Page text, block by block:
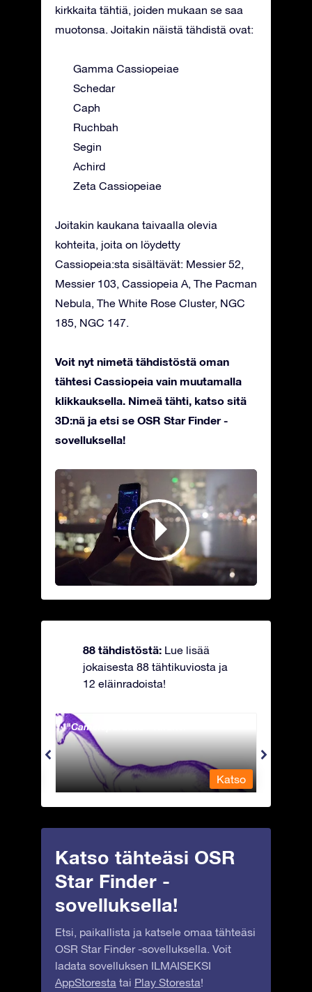
kirkkaita tähtiä, joiden mukaan se saa
muotonsa. Joitakin näistä tähdistä ovat:
Gamma Cassiopeiae
Schedar
Caph
Ruchbah
Segin
Achird
Zeta Cassiopeiae
Joitakin kaukana taivaalla olevia
kohteita, joita on löydetty
Cassiopeia:sta sisältävät: Messier 52,
Messier 103, Cassiopeia A, The Pacman
Nebula, The White Rose Cluster, NGC
185, NGC 147.
Voit nyt nimetä tähdistöstä oman
tähtesi Cassiopeia vain muutamalla
klikkauksella. Nimeä tähti, katso sitä
3D:nä ja etsi se OSR Star Finder -
sovelluksella!
88 tähdistöstä: Lue lisää
jokaisesta 88 tähtikuviosta ja
12 eläinradoista!
Camelopardalis - Kirahvi
Katso
Katso tähteäsi OSR
Star Finder -
sovelluksella!
Etsi, paikallista ja katsele omaa tähteäsi
OSR Star Finder -sovelluksella. Voit
ladata sovelluksen ILMAISEKSI
AppStoresta tai Play Storesta!